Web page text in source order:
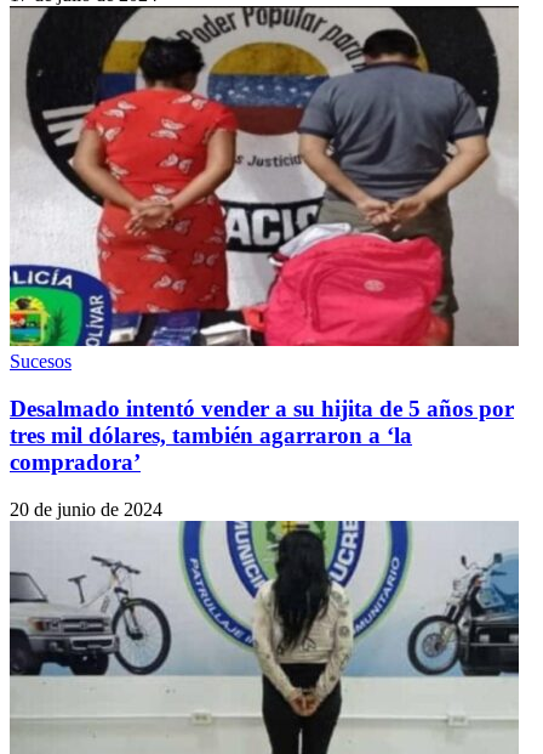
Sucesos
Desalmado intentó vender a su hijita de 5 años por
tres mil dólares, también agarraron a ‘la
compradora’
20 de junio de 2024